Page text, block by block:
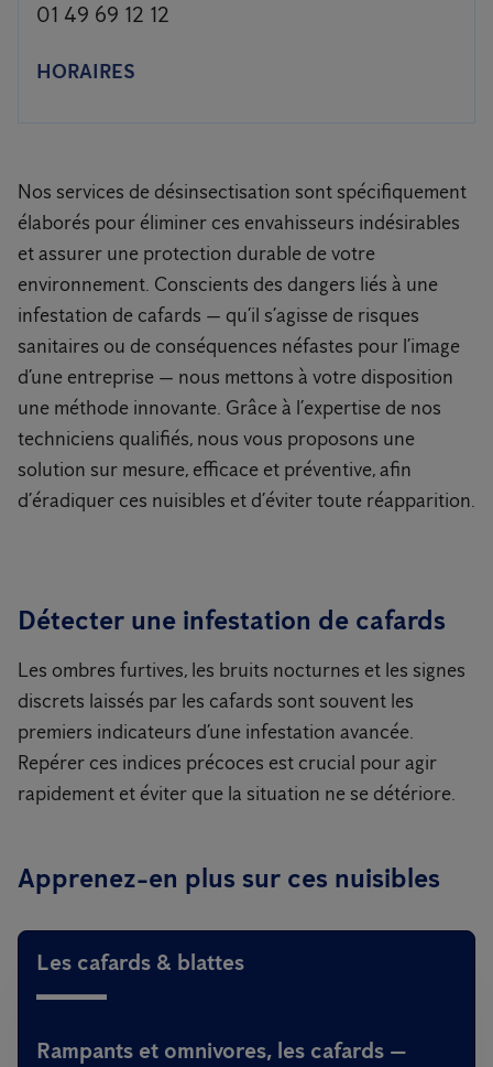
01 49 69 12 12
HORAIRES
Nos services de désinsectisation sont spécifiquement
élaborés pour éliminer ces envahisseurs indésirables
et assurer une protection durable de votre
environnement. Conscients des dangers liés à une
infestation de cafards — qu’il s’agisse de risques
sanitaires ou de conséquences néfastes pour l’image
d’une entreprise — nous mettons à votre disposition
une méthode innovante. Grâce à l’expertise de nos
techniciens qualifiés, nous vous proposons une
solution sur mesure, efficace et préventive, afin
d’éradiquer ces nuisibles et d’éviter toute réapparition.
Détecter une infestation de cafards
Les ombres furtives, les bruits nocturnes et les signes
discrets laissés par les cafards sont souvent les
premiers indicateurs d’une infestation avancée.
Repérer ces indices précoces est crucial pour agir
rapidement et éviter que la situation ne se détériore.
Apprenez-en plus sur ces nuisibles
Les cafards & blattes
Rampants et omnivores, les cafards —